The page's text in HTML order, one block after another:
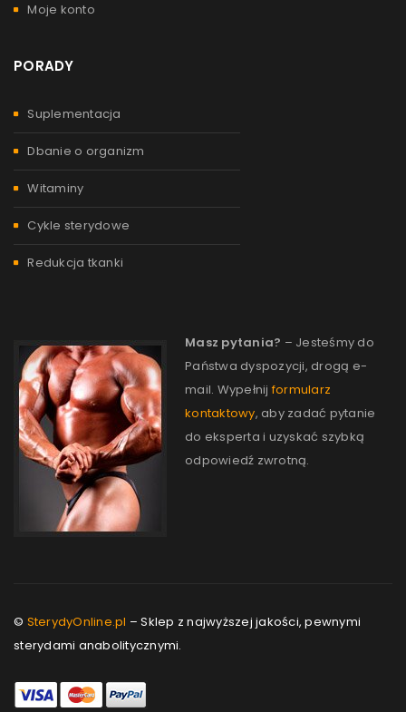
Moje konto
PORADY
Suplementacja
Dbanie o organizm
Witaminy
Cykle sterydowe
Redukcja tkanki
Masz pytania? – Jesteśmy do
Państwa dyspozycji, drogą e-
mail. Wypełnijformularz
kontaktowy, aby zadać pytanie
do eksperta i uzyskać szybką
odpowiedź zwrotną.
© SterydyOnline.pl – Sklep z najwyższej jakości, pewnymi
sterydami anabolitycznymi.